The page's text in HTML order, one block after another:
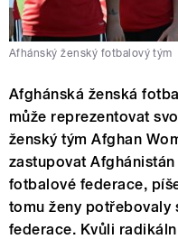
Afhánský ženský fotbalový tým
Afghánská ženská
může reprezentovat
ženský tým Afghan
zastupovat
fotbalové federace,
tomu ženy potřebovaly
federace. Kvůli